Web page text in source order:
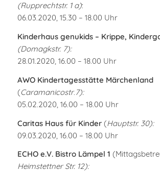
(Rupprechtstr. 1 a):
06.03.2020, 15.30 – 18.00 Uhr
Kinderhaus genukids – Krippe,
(Domagkstr. 7):
28.01.2020, 16.00 – 18.00 Uhr
AWO Kindertagesstätte Märchenland
(Caramanicostr. 7):
05.02.2020, 16.00 – 18.00 Uhr
Caritas Haus für Kinder(Hauptstr. 30):
09.03.2020, 16.00 – 18.00 Uhr
ECHO e.V. Bistro Lämpel 1
Heimstettner Str. 12):